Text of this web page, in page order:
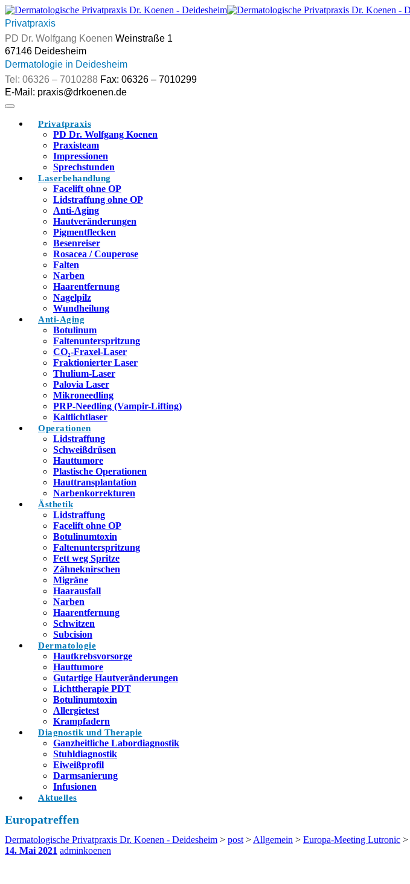
Skip
to
content
Privatpraxis
Weinstraße 1
Dermatologie in Deidesheim
Fax: 06326 – 7010299
Privatpraxis
PD Dr. Wolfgang Koenen
Praxisteam
Impressionen
Sprechstunden
Laserbehandlung
Facelift ohne OP
Lidstraffung ohne OP
Anti-Aging
Hautveränderungen
Pigmentflecken
Besenreiser
Rosacea / Couperose
Falten
Narben
Haarentfernung
Nagelpilz
Wundheilung
Anti-Aging
Botulinum
Faltenunterspritzung
CO₂-Fraxel-Laser
Fraktionierter Laser
Thulium-Laser
Palovia Laser
Mikroneedling
PRP-Needling (Vampir-Lifting)
Kaltlichtlaser
Operationen
Lidstraffung
Schweißdrüsen
Hauttumore
Plastische Operationen
Hauttransplantation
Narbenkorrekturen
Ästhetik
Lidstraffung
Facelift ohne OP
Botulinumtoxin
Faltenunterspritzung
Fett weg Spritze
Zähneknirschen
Migräne
Haarausfall
Narben
Haarentfernung
Schwitzen
Subcision
Dermatologie
Hautkrebsvorsorge
Hauttumore
Gutartige Hautveränderungen
Lichttherapie PDT
Botulinumtoxin
Allergietest
Krampfadern
Diagnostik und Therapie
Ganzheitliche Labordiagnostik
Stuhldiagnostik
Eiweißprofil
Darmsanierung
Infusionen
Aktuelles
Europatreffen
Dermatologische Privatpraxis Dr. Koenen - Deidesheim > post > Allgemein > Europa-Meeting Lutronic >
14. Mai 2021 adminkoenen